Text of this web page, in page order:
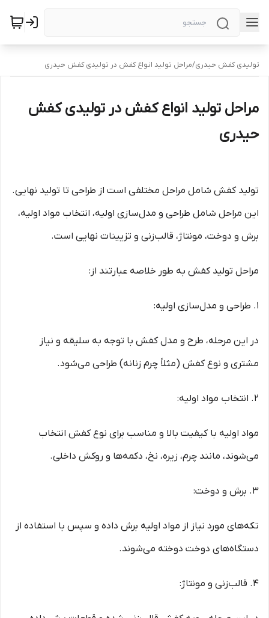
تولیدی کفش حیدری/مراحل تولید انواع کفش در تولیدی کفش حیدری
مراحل تولید انواع کفش در تولیدی کفش
حیدری
تولید کفش شامل مراحل مختلفی است از طراحی تا تولید نهایی.
این مراحل شامل طراحی و مدل‌سازی اولیه، انتخاب مواد اولیه،
برش و دوخت، مونتاژ، قالب‌زنی و تزیینات نهایی است.
مراحل تولید کفش به طور خلاصه عبارتند از:
1. طراحی و مدل‌سازی اولیه:
در این مرحله، طرح و مدل کفش با توجه به سلیقه و نیاز
مشتری و نوع کفش (مثلاً چرم زنانه) طراحی می‌شود.
2. انتخاب مواد اولیه:
مواد اولیه با کیفیت بالا و مناسب برای نوع کفش انتخاب
می‌شوند، مانند چرم، زیره، نخ، دکمه‌ها و روکش داخلی.
3. برش و دوخت:
تکه‌های مورد نیاز از مواد اولیه برش داده و سپس با استفاده از
دستگاه‌های دوخت دوخته می‌شوند.
4. قالب‌زنی و مونتاژ: